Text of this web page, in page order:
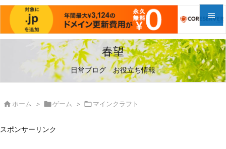
春望
日常ブログ お役立ち情報


メニュ

サイド
ホーム > ゲーム > マインクラフト
スポンサーリンク